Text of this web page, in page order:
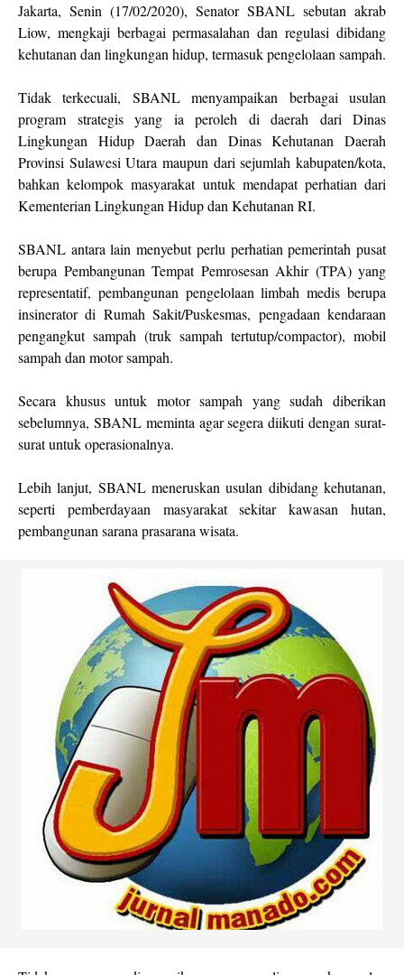
Jakarta, Senin (17/02/2020), Senator SBANL sebutan akrab
Liow, mengkaji berbagai permasalahan dan regulasi dibidang
kehutanan dan lingkungan hidup, termasuk pengelolaan sampah.
Tidak terkecuali, SBANL menyampaikan berbagai usulan
program strategis yang ia peroleh di daerah dari Dinas
Lingkungan Hidup Daerah dan Dinas Kehutanan Daerah
Provinsi Sulawesi Utara maupun dari sejumlah kabupaten/kota,
bahkan kelompok masyarakat untuk mendapat perhatian dari
Kementerian Lingkungan Hidup dan Kehutanan RI.
SBANL antara lain menyebut perlu perhatian pemerintah pusat
berupa Pembangunan Tempat Pemrosesan Akhir (TPA) yang
representatif, pembangunan pengelolaan limbah medis berupa
insinerator di Rumah Sakit/Puskesmas, pengadaan kendaraan
pengangkut sampah (truk sampah tertutup/compactor), mobil
sampah dan motor sampah.
Secara khusus untuk motor sampah yang sudah diberikan
sebelumnya, SBANL meminta agar segera diikuti dengan surat-
surat untuk operasionalnya.
Lebih lanjut, SBANL meneruskan usulan dibidang kehutanan,
seperti pemberdayaan masyarakat sekitar kawasan hutan,
pembangunan sarana prasarana wisata.